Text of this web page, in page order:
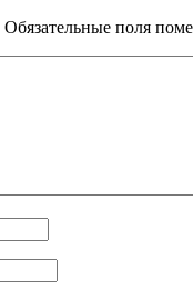
Обязательные поля